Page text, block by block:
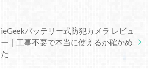
ieGeekバッテリー式防犯カメラ レビュ
ー｜工事不要で本当に使えるか確かめ
た